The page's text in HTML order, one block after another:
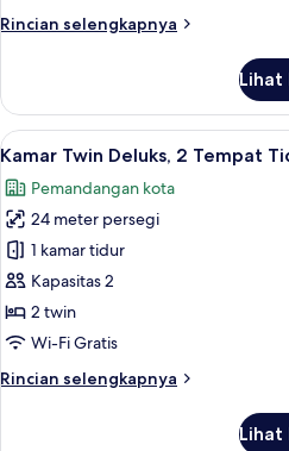
Tidur
Rincian selengkapnya
Rincian
Kamar
Double
Deluks,
Tempat
Tidur
King
Lihat
Lihat
semua
foto
untuk
Kamar
Twin
Deluks,
2
Tidur
17
Kamar Twin Deluks, 2 Tempat
Pemandangan kota
24 meter persegi
1 kamar tidur
Kapasitas 2
2 twin
Wi-Fi Gratis
Rincian selengkapnya
Rincian
Lihat